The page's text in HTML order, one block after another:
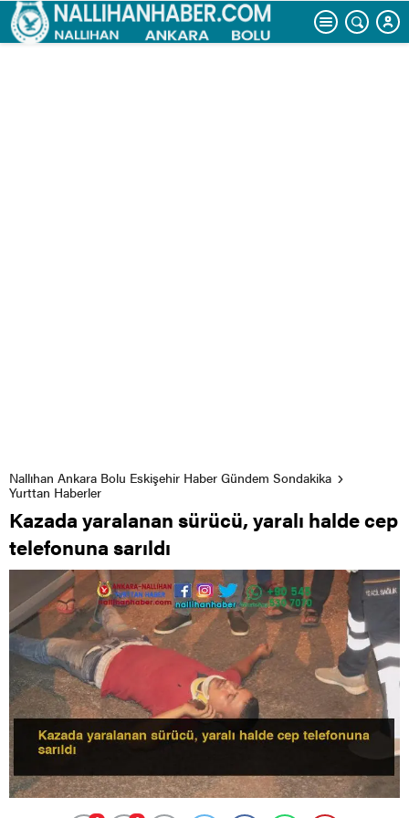
Nallıhan Ankara Bolu Eskişehir Haber Gündem Sondakika
Yurttan Haberler
Kazada yaralanan sürücü, yaralı halde cep
telefonuna sarıldı